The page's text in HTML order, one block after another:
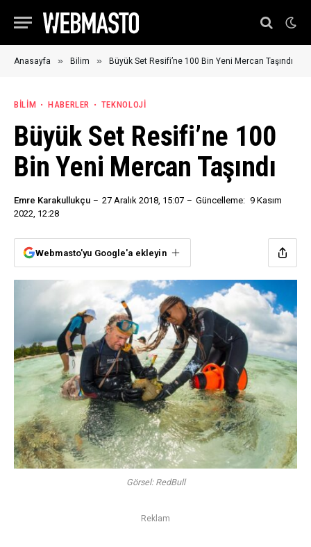
Anasayfa » Bilim » Büyük Set Resifi’ne 100 Bin Yeni Mercan Taşındı
BILIM HABERLER TEKNOLOJI
Büyük Set Resifi’ne 100
Bin Yeni Mercan Taşındı
Emre Karakullukçu 27 Aralık 2018, 15:07 Güncelleme: 9 Kasım
2022, 12:28
Webmasto'yu Google'a ekleyin
Görsel: RedBull
Reklam